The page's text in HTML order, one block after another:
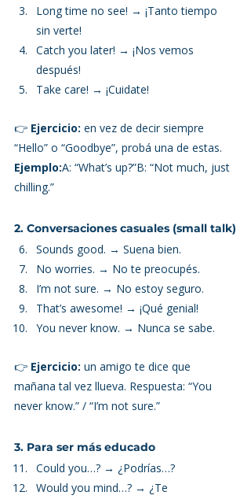
Long time no see! → ¡Tanto tiempo
sin verte!
Catch you later! → ¡Nos vemos
después!
Take care! → ¡Cuidate!
👉 Ejercicio: en vez de decir siempre
“Hello” o “Goodbye”, probá una de estas.
Ejemplo:A: “What’s up?”B: “Not much, just
chilling.”
2. Conversaciones casuales (small talk)
Sounds good. → Suena bien.
No worries. → No te preocupés.
I’m not sure. → No estoy seguro.
That’s awesome! → ¡Qué genial!
You never know. → Nunca se sabe.
👉 Ejercicio: un amigo te dice que
mañana tal vez llueva. Respuesta: “You
never know.” / “I’m not sure.”
3. Para ser más educado
Could you…? → ¿Podrías…?
Would you mind…? → ¿Te